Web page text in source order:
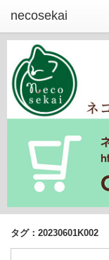
タグ：20230601K002